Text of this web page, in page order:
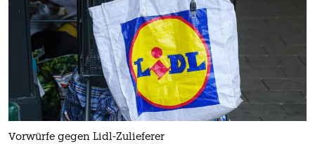
Vorwürfe gegen Lidl-Zulieferer